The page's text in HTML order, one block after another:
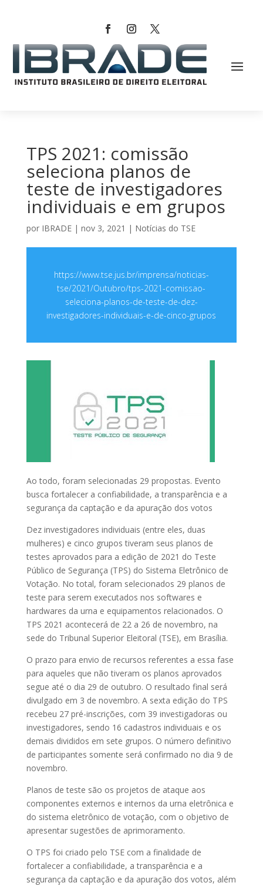
TPS 2021: comissão
seleciona planos de
teste de investigadores
individuais e em grupos
por IBRADE| nov 3, 2021 | Notícias do TSE
https://www.tse.jus.br/imprensa/noticias-
tse/2021/Outubro/tps-2021-comissao-
seleciona-planos-de-teste-de-dez-
investigadores-individuais-e-de-cinco-grupos
Ao todo, foram selecionadas 29 propostas. Evento
busca fortalecer a confiabilidade, a transparência e a
segurança da captação e da apuração dos votos
Dez investigadores individuais (entre eles, duas
mulheres) e cinco grupos tiveram seus planos de
testes aprovados para a edição de 2021 do Teste
Público de Segurança (TPS) do Sistema Eletrônico de
Votação. No total, foram selecionados 29 planos de
teste para serem executados nos softwares e
hardwares da urna e equipamentos relacionados. O
TPS 2021 acontecerá de 22 a 26 de novembro, na
sede do Tribunal Superior Eleitoral (TSE), em Brasília.
O prazo para envio de recursos referentes a essa fase
para aqueles que não tiveram os planos aprovados
segue até o dia 29 de outubro. O resultado final será
divulgado em 3 de novembro. A sexta edição do TPS
recebeu 27 pré-inscrições, com 39 investigadoras ou
investigadores, sendo 16 cadastros individuais e os
demais divididos em sete grupos. O número definitivo
de participantes somente será confirmado no dia 9 de
novembro.
Planos de teste são os projetos de ataque aos
componentes externos e internos da urna eletrônica e
do sistema eletrônico de votação, com o objetivo de
apresentar sugestões de aprimoramento.
O TPS foi criado pelo TSE com a finalidade de
fortalecer a confiabilidade, a transparência e a
segurança da captação e da apuração dos votos, além